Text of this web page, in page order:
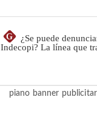
G
¿Se puede
Indecopi? La línea que